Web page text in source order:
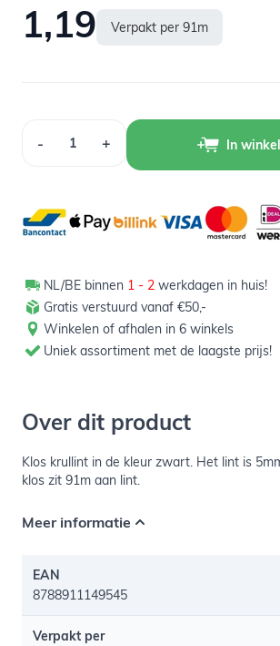
1,19 Verpakt per 91m
- + In
NL/BE binnen 1 - 2 werkdagen in huis!
Gratis verstuurd vanaf €50,-
Winkelen of afhalen in 6 winkels
Uniek assortiment met de laagste prijs!
Over dit product
Klos krullint in de kleur zwart. Het lint is
klos zit 91m aan lint.
Meer informatie
EAN
8788911149545
Verpakt per